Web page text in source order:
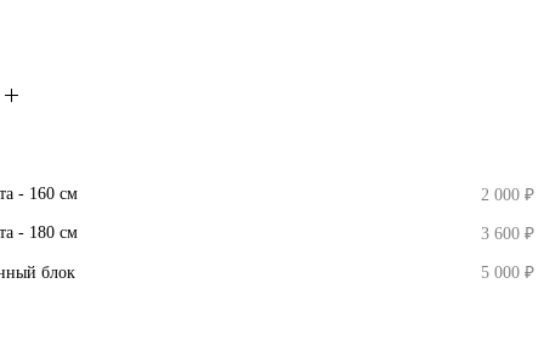
- 160 см 2 000 ₽
- 180 см 3 600 ₽
блок 5 000 ₽